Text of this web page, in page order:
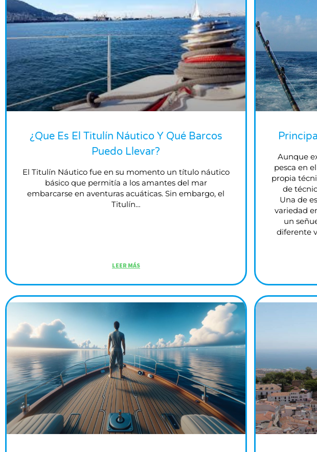
¿Que Es El Titulín Náutico Y Qué Barcos
Puedo Llevar?
El Titulín Náutico fue en su momento un título náutico
básico que permitía a los amantes del mar
embarcarse en aventuras acuáticas. Sin embargo, el
Titulín…
LEER MÁS
Aunque
pesca en
propia
de
Una de
variedad
un
diferente